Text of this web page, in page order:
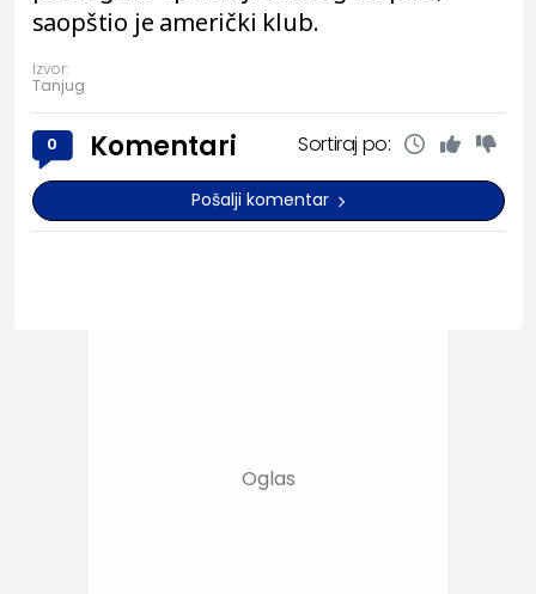
saopštio je američki klub.
Izvor:
Tanjug
0 Komentari Sortiraj po:
Pošalji komentar